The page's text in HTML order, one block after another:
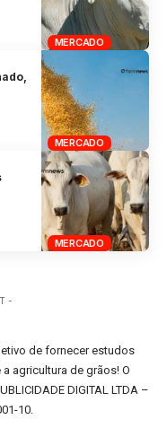
MERCADO
MERCADO
MERCADO
-
de fornecer estudos
agricultura de grãos! O
DIGITAL LTDA –
10.